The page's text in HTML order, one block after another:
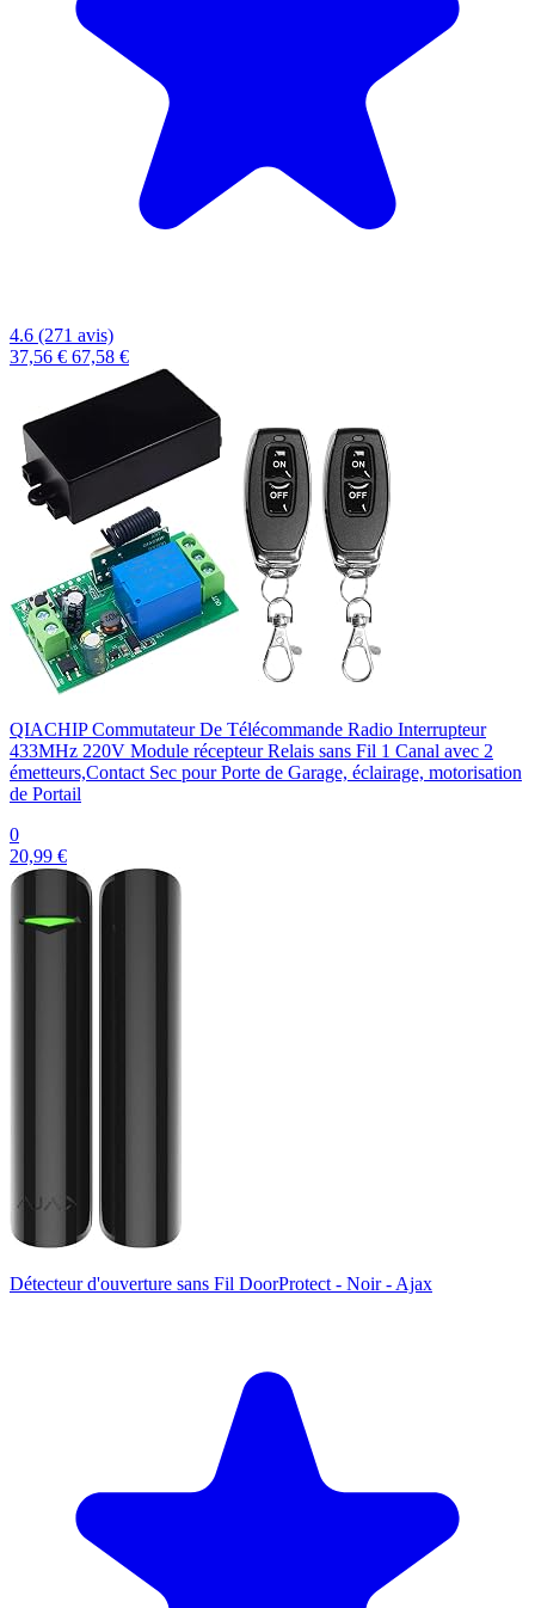
4.6 (271 avis)
37,56 € 67,58 €
QIACHIP Commutateur De Télécommande Radio Interrupteur
433MHz 220V Module récepteur Relais sans Fil 1 Canal avec 2
émetteurs,Contact Sec pour Porte de Garage, éclairage, motorisation
de Portail
0
20,99 €
Détecteur d'ouverture sans Fil DoorProtect - Noir - Ajax